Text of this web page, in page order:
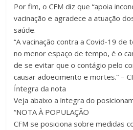
Por fim, o CFM diz que “apoia
vacinação e agradece a atuação
saúde.
“A vacinação contra a Covid-19 de
no menor espaço de tempo, é o
de se evitar que o contágio pelo
causar adoecimento e mortes.” –
Íntegra da nota
Veja abaixo a íntegra do
“NOTA À POPULAÇÃO
CFM se posiciona sobre medidas